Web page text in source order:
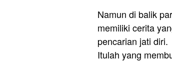
Namun di balik
memiliki cerita
pencarian jati diri.
Itulah yang